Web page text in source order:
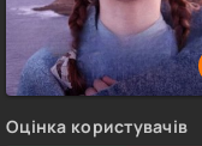
Оцінка користувачів